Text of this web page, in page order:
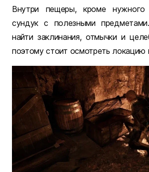
Внутри пещеры, кроме нужного
сундук с полезными
найти заклинания, отмычки и
поэтому стоит осмотреть локацию